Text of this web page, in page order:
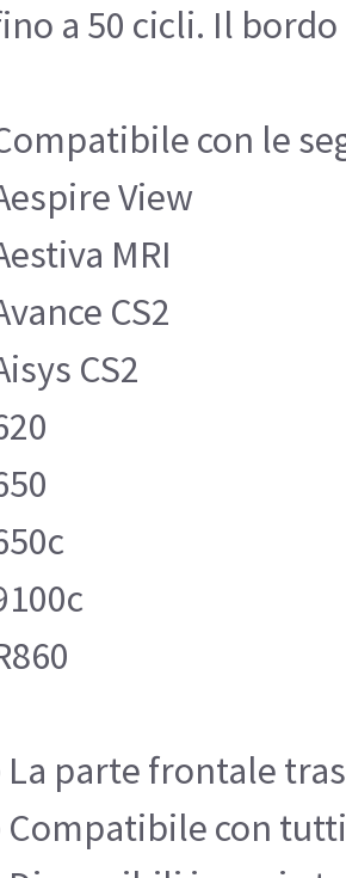
a 50 cicli. Il
con le
View
MRI
CS2
CS2
La parte frontale
Compatibile con